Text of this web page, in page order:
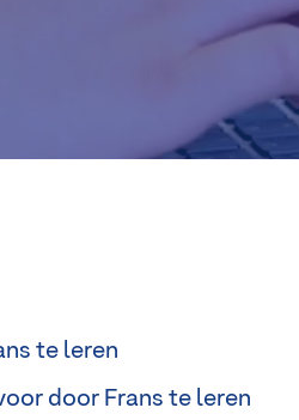
te leren
door Frans te leren